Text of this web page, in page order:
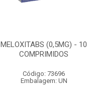
MELOXITABS (0,5MG) - 10
COMPRIMIDOS
Código: 73696
Embalagem: UN